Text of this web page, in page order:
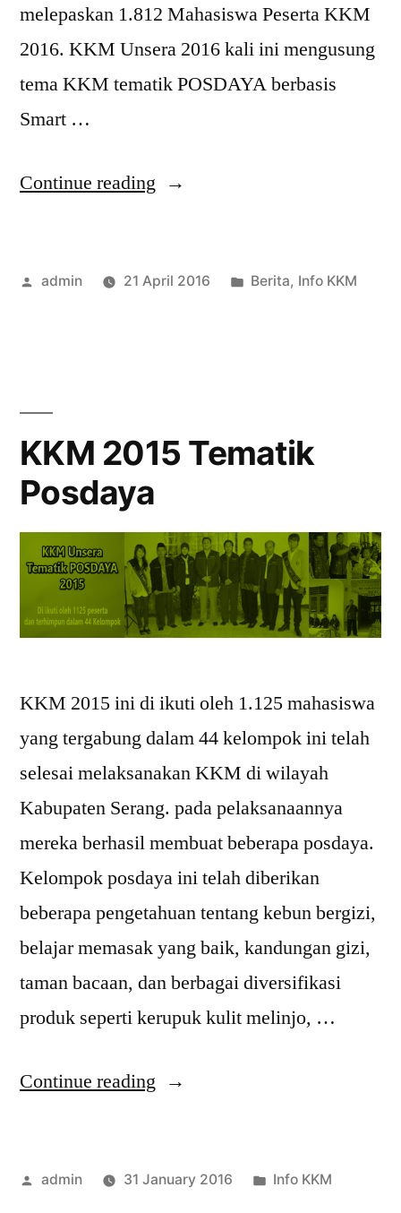
melepaskan 1.812 Mahasiswa Peserta KKM
2016. KKM Unsera 2016 kali ini mengusung
tema KKM tematik POSDAYA berbasis
Smart …
Continue reading “KKM
Tematik
Posted
admin 21 April 2016
Posted
Berita, Info KKM
KKM 2015 Tematik
Posdaya
KKM 2015 ini di ikuti oleh 1.125 mahasiswa
yang tergabung dalam 44 kelompok ini telah
selesai melaksanakan KKM di wilayah
Kabupaten Serang. pada pelaksanaannya
mereka berhasil membuat beberapa posdaya.
Kelompok posdaya ini telah diberikan
beberapa pengetahuan tentang kebun bergizi,
belajar memasak yang baik, kandungan gizi,
taman bacaan, dan berbagai diversifikasi
produk seperti kerupuk kulit melinjo, …
Continue reading “KKM
Posdaya”
Posted
admin 31 January 2016
Posted
Info KKM